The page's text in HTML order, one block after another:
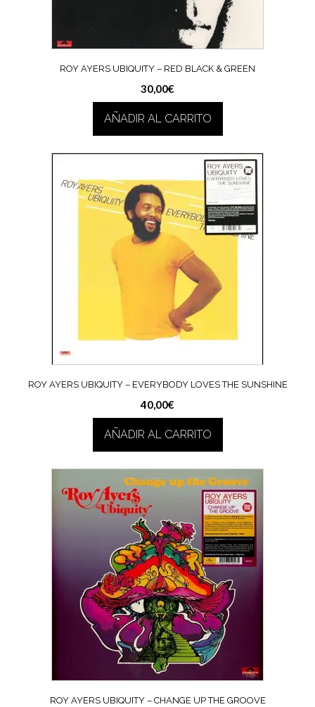
ROY AYERS UBIQUITY – RED BLACK & GREEN
30,00€
AÑADIR AL CARRITO
ROY AYERS UBIQUITY – EVERYBODY LOVES THE SUNSHINE
40,00€
AÑADIR AL CARRITO
ROY AYERS UBIQUITY – CHANGE UP THE GROOVE